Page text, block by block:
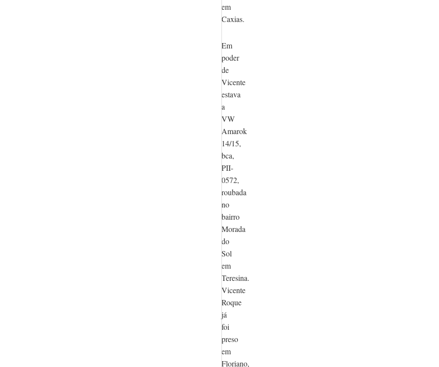
em
Caxias.
Em
poder
de
Vicente
estava
a
VW
Amarok
14/15,
bca,
PII-
0572,
roubada
no
bairro
Morada
do
Sol
em
Teresina.
Vicente
Roque
já
foi
preso
em
Floriano,